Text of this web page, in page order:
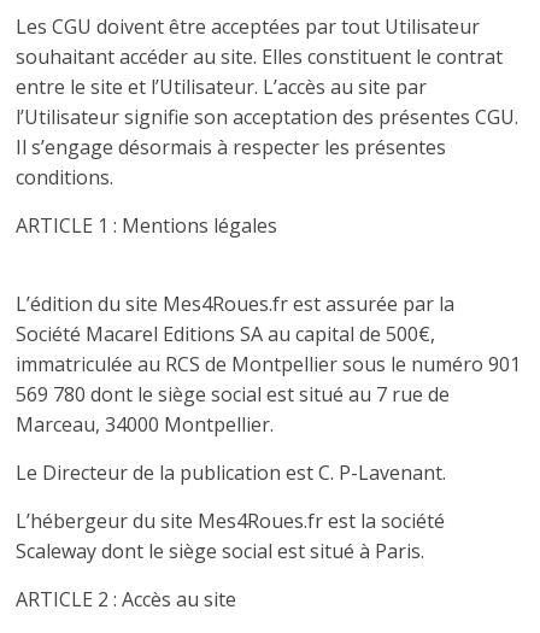
Les CGU doivent être acceptées par tout Utilisateur
souhaitant accéder au site. Elles constituent le contrat
entre le site et l’Utilisateur. L’accès au site par
l’Utilisateur signifie son acceptation des présentes CGU.
Il s’engage désormais à respecter les présentes
conditions.
ARTICLE 1 : Mentions légales
L’édition du site Mes4Roues.fr est assurée par la
Société Macarel Editions SA au capital de 500€,
immatriculée au RCS de Montpellier sous le numéro 901
569 780 dont le siège social est situé au 7 rue de
Marceau, 34000 Montpellier.
Le Directeur de la publication est C. P-Lavenant.
L’hébergeur du site Mes4Roues.fr est la société
Scaleway dont le siège social est situé à Paris.
ARTICLE 2 : Accès au site